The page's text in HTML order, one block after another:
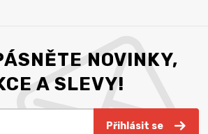
NOVINKY,
A SLEVY!
Přihlásit se